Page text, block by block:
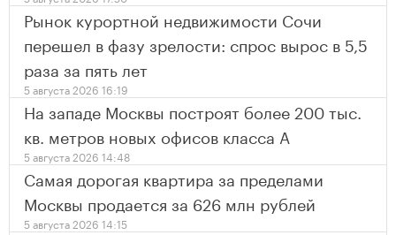
Рынок курортной недвижимости Сочи
перешел в фазу зрелости: спрос вырос в 5,5
раза за пять лет
5 августа 2026 16:19
На западе Москвы построят более 200 тыс.
кв. метров новых офисов класса А
5 августа 2026 14:48
Самая дорогая квартира за пределами
Москвы продается за 626 млн рублей
5 августа 2026 14:15